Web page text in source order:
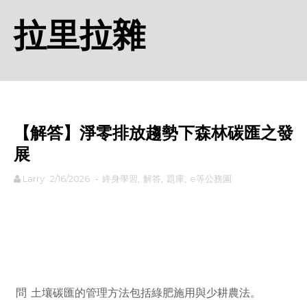
拉里拉雜
【解答】淨零排放趨勢下森林碳匯之發
展
Larry 2/16/2026 - 終身學習 解答 題庫 e等公務園
問 土壤碳匯的管理方法包括綠肥施用與少耕農法。